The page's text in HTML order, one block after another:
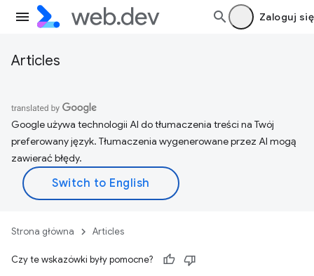
Zaloguj się
Articles
Google używa technologii AI do tłumaczenia treści na Twój
preferowany język. Tłumaczenia wygenerowane przez AI mogą
zawierać błędy.
Strona główna Articles
Czy te wskazówki były pomocne?